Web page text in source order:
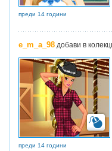
преди 14 години
e_m_a_98 добави в
преди 14 години